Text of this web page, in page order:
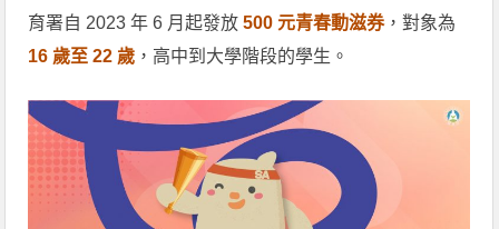
育署自 2023 年 6 月起發放 500 元青春動滋券，對象為
16 歲至 22 歲 ，高中到大學階段的學生。